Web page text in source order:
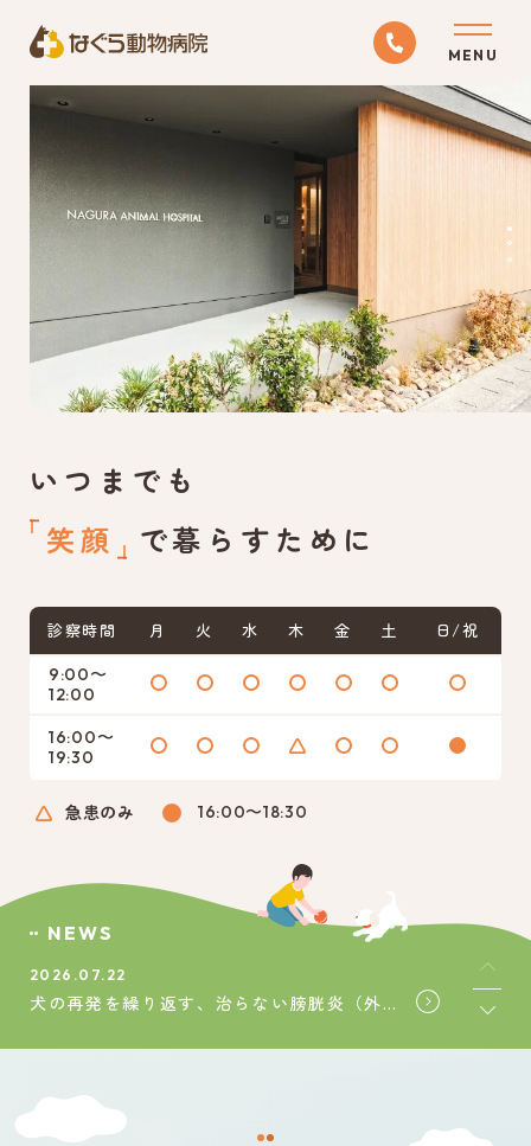
当院について
RECRUIT
採用情報
0561-39-1172
電話からのご予約
いつまでも
笑顔
で暮らすために
診察時間 月 火 水 木 金 土 日/祝
9:00〜
12:00
16:00〜
19:30
急患のみ 16:00〜18:30
NEWS
2026.07.22
犬の再発を繰り返す、治らない膀胱炎（外陰部低形成）